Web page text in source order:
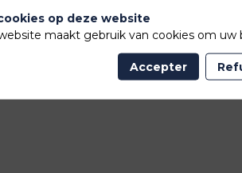
op deze website
maakt gebruik van cookies om uw
Accepter